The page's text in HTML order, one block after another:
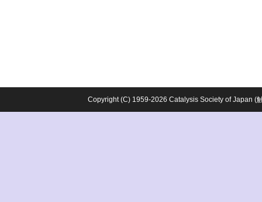
Copyright (C) 1959-2026 Catalysis Society of Japan (